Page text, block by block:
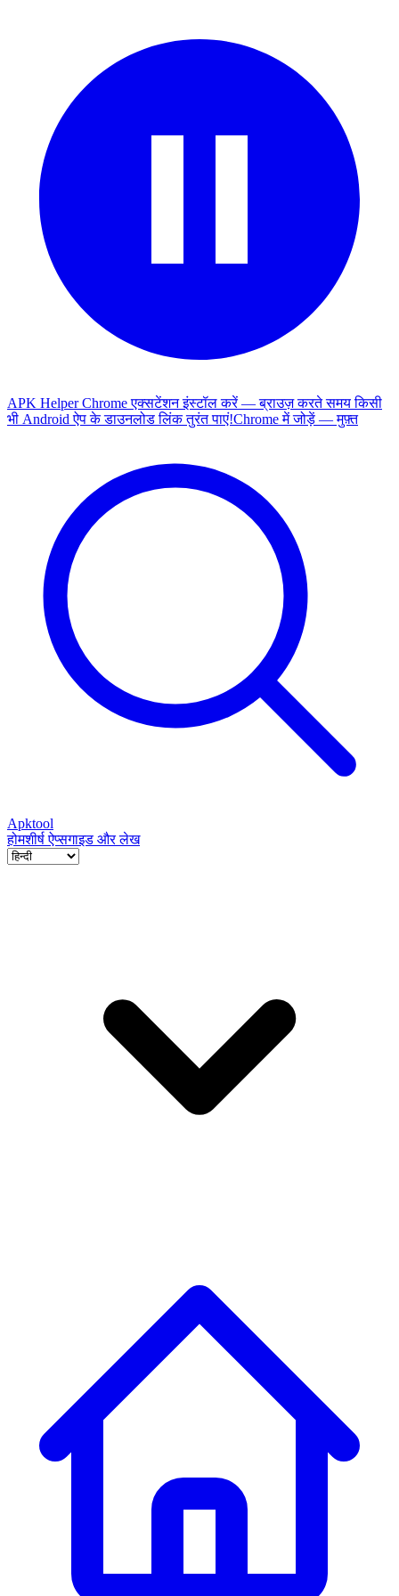
APK Helper Chrome एक्सटेंशन इंस्टॉल करें — ब्राउज़ करते समय किसी
भी Android ऐप के डाउनलोड लिंक तुरंत पाएं!Chrome में जोड़ें — मुफ़्त
Apktool
होमशीर्ष ऐप्सगाइड और लेख